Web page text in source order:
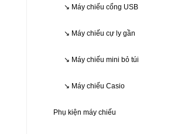
↘ Máy chiếu cổng USB
↘ Máy chiếu cự ly gần
↘ Máy chiếu mini bỏ túi
↘ Máy chiếu Casio
Phụ kiện máy chiếu